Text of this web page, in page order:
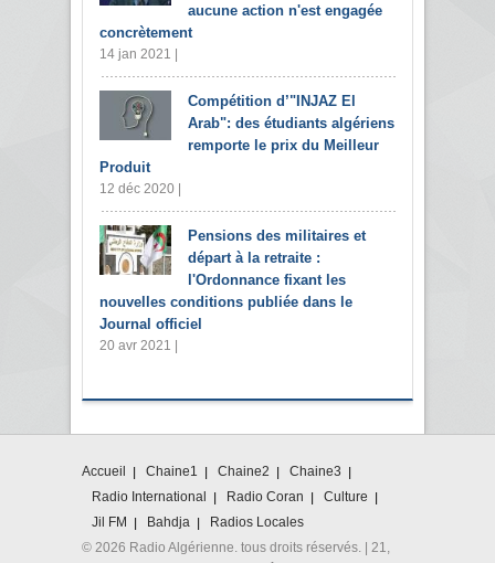
aucune action n'est engagée
concrètement
14 jan 2021 |
Compétition d’"INJAZ El
Arab": des étudiants algériens
remporte le prix du Meilleur
Produit
12 déc 2020 |
Pensions des militaires et
départ à la retraite :
l'Ordonnance fixant les
nouvelles conditions publiée dans le
Journal officiel
20 avr 2021 |
Accueil Chaine1 Chaine2
Chaine3
Radio International
Radio Coran
Culture
Jil FM
Bahdja
Radios Locales
© 2026 Radio Algérienne. tous droits réservés. | 21,